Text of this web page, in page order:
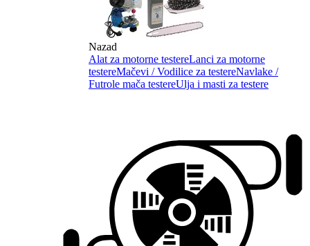
Nazad
Alat za motorne testereLanci za motorne
testereMačevi / Vodilice za testereNavlake /
Futrole mača testereUlja i masti za testere